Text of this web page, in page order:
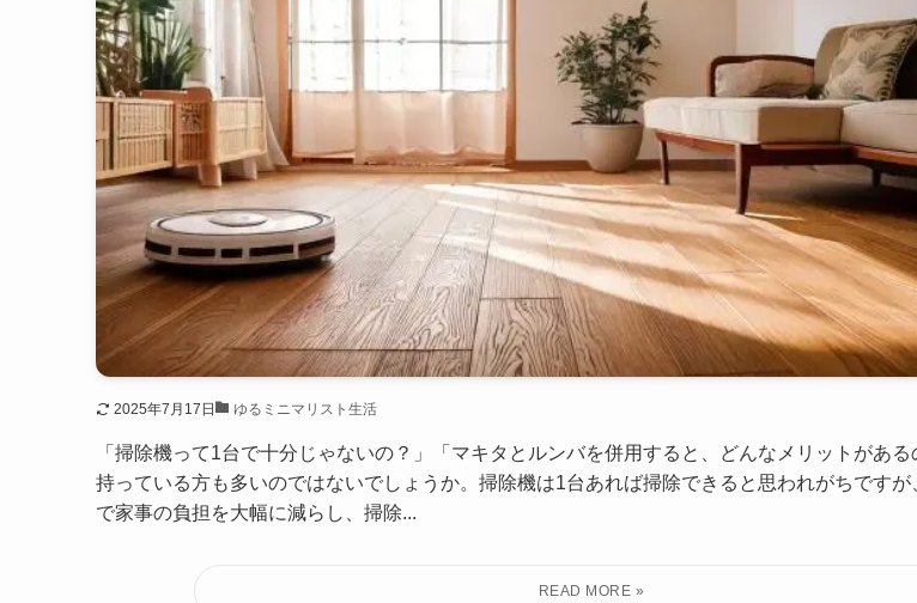
2025年7月17日 ゆるミニマリスト生活
「掃除機って1台で十分じゃないの？」「マキタとルンバを併用すると、どんなメリットがあ
持っている方も多いのではないでしょうか。掃除機は1台あれば掃除できると思われがちですが
で家事の負担を大幅に減らし、掃除...